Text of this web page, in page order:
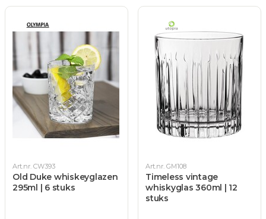
Art.nr. CW393
Old Duke whiskeyglazen
295ml | 6 stuks
Art.nr. GM108
Timeless vintage
whiskyglas 360ml | 12
stuks